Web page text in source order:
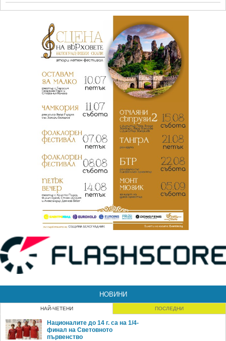
НОВИНИ
НАЙ-ЧЕТЕНИ ПОСЛЕДНИ
Националите до 14 г. са на 1/4-
финал на Световното
първенство